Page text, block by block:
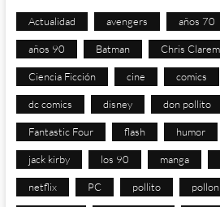
Actualidad avengers años 70
años 90 Batman Chris
Ciencia Ficción cine comics
dc comics disney don pollito
Fantastic Four flash humor
jack kirby los 90 manga
netflix PC pollito pollon